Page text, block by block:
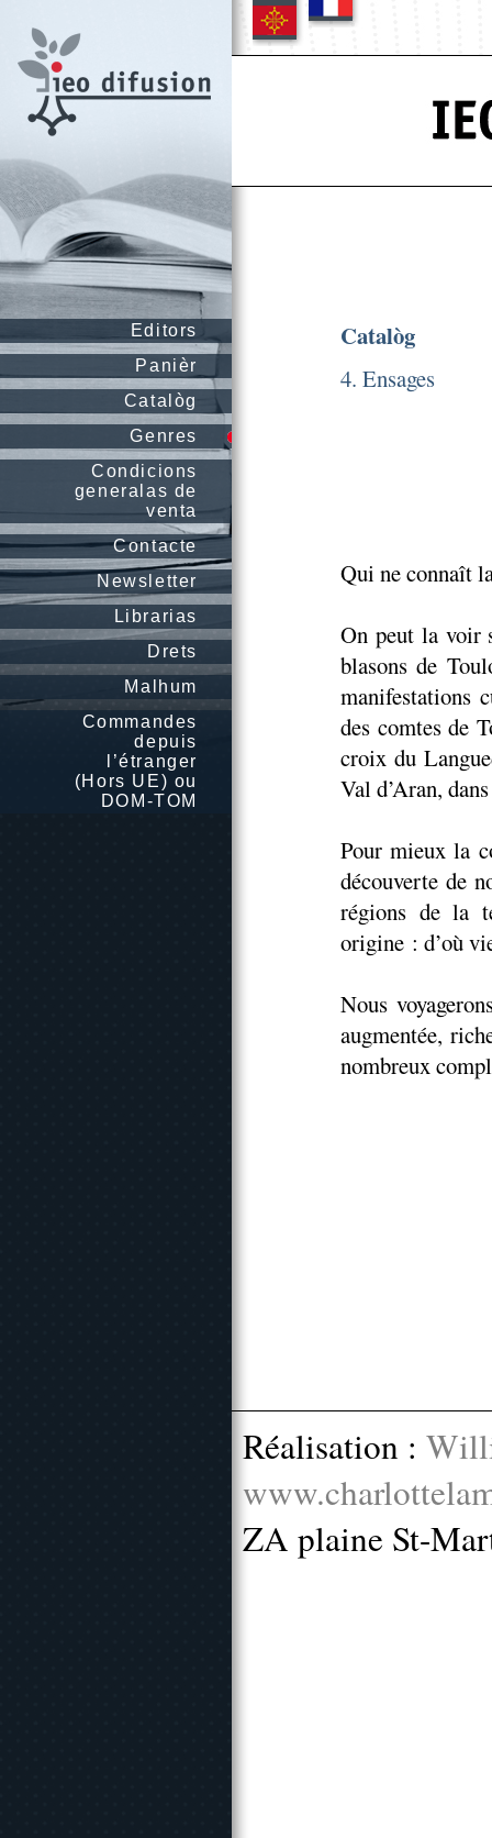
Editors
Panièr
Catalòg
Genres
Condicions
generalas de
venta
Contacte
Newsletter
Librarias
Drets
Malhum
Commandes
depuis
l’étranger
(Hors UE) ou
DOM-TOM
Catalòg
4. Ensages
Qui ne connaît
On peut la voir
blasons de
manifestations
des comtes de
croix du
Val d’Aran,
Pour mieux la
découverte de
régions de la
origine : d’où
Nous
augmentée,
nombreux
Réalisation :
ZA plaine St-